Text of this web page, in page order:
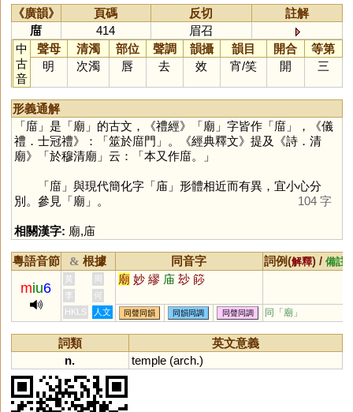
《廣韻》 頁碼 反切
註解
庿
414
眉召
中
古
音
聲母 清濁 部位 聲調 韻攝 韻目 開合
等第
明
次濁 唇 去 效 宵/笑 開 三
形義通解
「庿」是「廟 」的古文，《禮經》「廟 」字皆作「庿」，《儀
禮．士冠禮》：「筮於庿門」。《經典釋文》提及《詩．清
廟》「於穆清廟」云：「本又作庿。」
「庿」與現代簡化字「庙」形體相近而有異，宜小心分
別。參見「廟 」。 104 字
相關漢字: 廟,庙
粵語音節 & 根據 同音字 詞例(解釋) / 備註
miu6
黃 周 廟 妙 繆 庙 玅 篎
李
何
HKLS
人文 同聲同韻 同韻同調 同聲同調 同「 廟 」
詞類
英文意義
n.
temple(arch.)